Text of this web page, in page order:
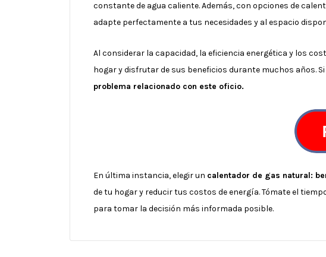
constante de agua caliente. Además, con opciones de
adapte perfectamente a tus necesidades y al espacio
Al considerar la capacidad, la eficiencia energética y los
hogar y disfrutar de sus beneficios durante muchos años.
problema relacionado con este oficio.
En última instancia, elegir un calentador de gas natural:
de tu hogar y reducir tus costos de energía. Tómate el
para tomar la decisión más informada posible.